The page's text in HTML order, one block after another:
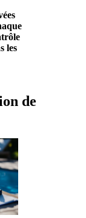
les
de